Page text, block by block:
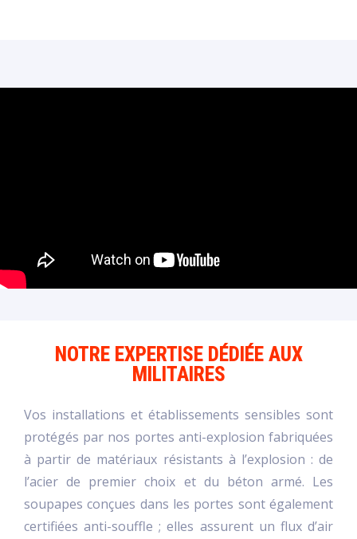
NOTRE EXPERTISE DÉDIÉE AUX
MILITAIRES
Vos installations et établissements sensibles sont
protégés par nos portes anti-explosion fabriquées
à partir de matériaux résistants à l’explosion : de
l’acier de premier choix et du béton armé. Les
soupapes conçues dans les portes sont également
certifiées anti-souffle ; elles assurent un flux d’air